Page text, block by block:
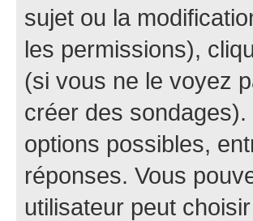
sujet ou la
les permissions),
(si vous ne le voyez
créer des
options possibles,
réponses. Vous
utilisateur peut